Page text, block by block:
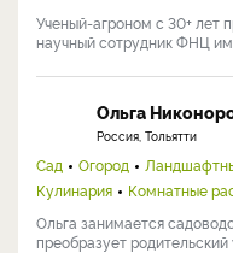
Ученый-агроном с 30+ лет
научный сотрудник ФНЦ им.
Ольга
Россия, Тольятти
Сад Огород
Кулинария
Комнатные
Ольга занимается
преобразует родительский